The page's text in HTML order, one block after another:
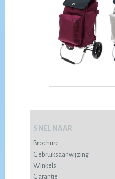
SNEL NAAR
Brochure
Gebruiksaanwijzing
Winkels
Garantie